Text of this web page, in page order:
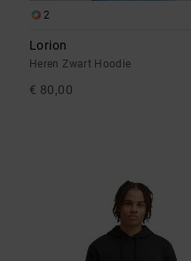
2
Lorion
Heren Zwart Hoodie
€ 80,00